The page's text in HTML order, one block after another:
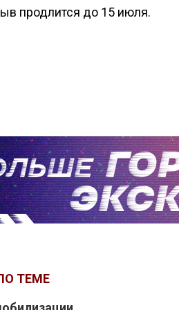
продлится до 15 июля.
ТЕМЕ